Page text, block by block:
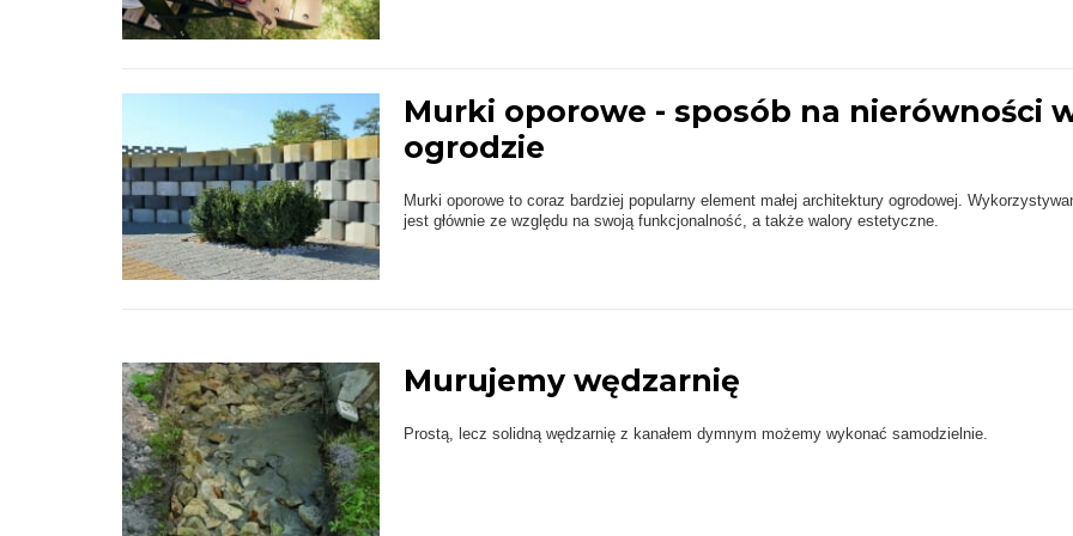
Murki oporowe - sposób na nierówności
ogrodzie
Murki oporowe to coraz bardziej popularny element małej architektury ogrodowej.
jest głównie ze względu na swoją funkcjonalność, a także walory estetyczne.
Murujemy wędzarnię
Prostą, lecz solidną wędzarnię z kanałem dymnym możemy wykonać samodzielnie.